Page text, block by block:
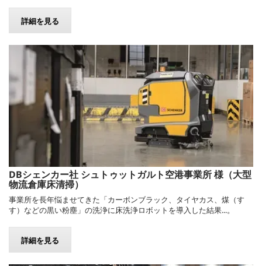
詳細を見る
DBシェンカー社 シュトゥットガルト空港事業所 様（大型
物流倉庫床清掃）
事業所を長年悩ませてきた「カーボンブラック、タイヤカス、煤（す
す）などの黒い粉塵」の洗浄に床洗浄ロボットを導入した結果...。
詳細を見る